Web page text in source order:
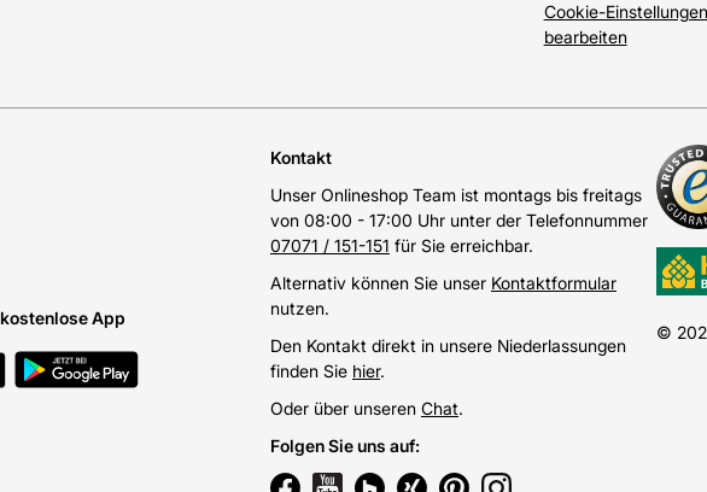
Cookie-Einstellungen
bearbeiten
App
Kontakt
Unser Onlineshop Team ist montags bis freitags
von 08:00 - 17:00 Uhr unter der Telefonnummer
07071 / 151-151 für Sie erreichbar.
Alternativ können Sie unser Kontaktformular
nutzen.
Den Kontakt direkt in unsere Niederlassungen
finden Sie hier.
Oder über unseren Chat.
Folgen Sie uns auf:
©